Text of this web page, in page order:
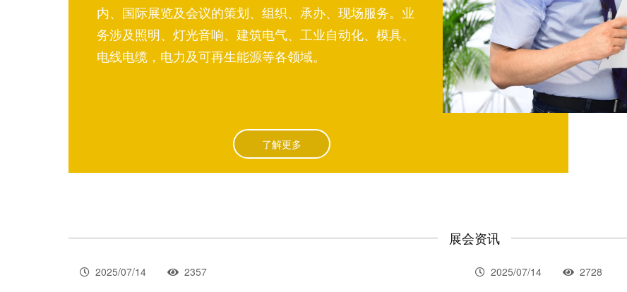
内、国际展览及会议的策划、组织、承办、现场服务。业
务涉及照明、灯光音响、建筑电气、工业自动化、模具、
电线电缆，电力及可再生能源等各领域。
了解更多
展会资讯
2025/07/14 2357 2025/07/14 2728